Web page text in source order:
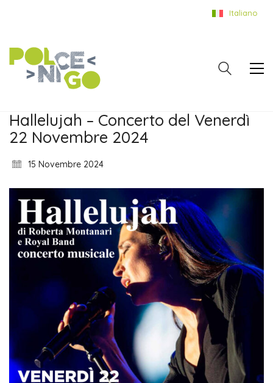
Italiano
Hallelujah – Concerto del Venerdì
22 Novembre 2024
15 Novembre 2024